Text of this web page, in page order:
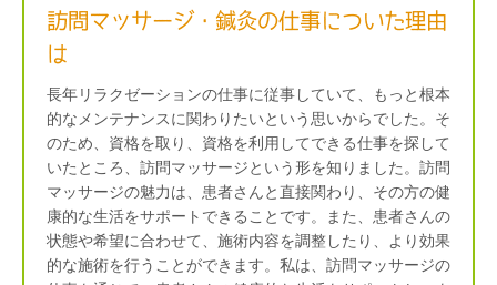
訪問マッサージ・鍼灸の仕事についた理由
は
長年リラクゼーションの仕事に従事していて、もっと根本
的なメンテナンスに関わりたいという思いからでした。そ
のため、資格を取り、資格を利用してできる仕事を探して
いたところ、訪問マッサージという形を知りました。訪問
マッサージの魅力は、患者さんと直接関わり、その方の健
康的な生活をサポートできることです。また、患者さんの
状態や希望に合わせて、施術内容を調整したり、より効果
的な施術を行うことができます。私は、訪問マッサージの